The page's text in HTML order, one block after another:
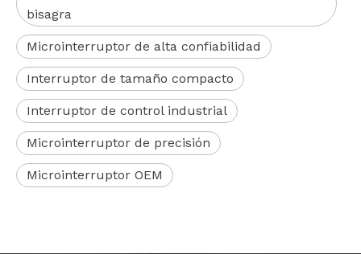
bisagra
Microinterruptor de alta confiabilidad
Interruptor de tamaño compacto
Interruptor de control industrial
Microinterruptor de precisión
Microinterruptor OEM